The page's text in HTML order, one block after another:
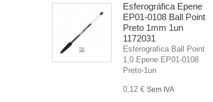
Esferográfica Epene
EP01-0108 Ball Point
Preto 1mm 1un
1172031
Esferografica Ball Point
1,0 Epene EP01-0108
Preto-1un
0,12 € Sem IVA